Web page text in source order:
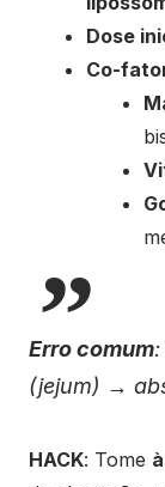
Dose
Co-
Erro comum
(jejum) →
HACK: Tome